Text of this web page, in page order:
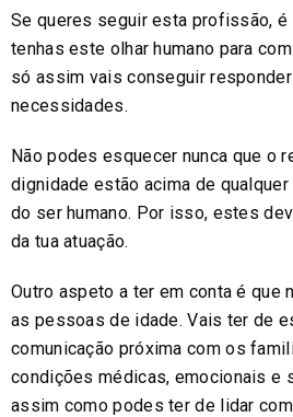
Se queres seguir esta profissão, é
tenhas este olhar humano para
só assim vais conseguir
necessidades.
Não podes esquecer nunca que o
dignidade estão acima de
do ser humano. Por isso, estes
da tua atuação.
Outro aspeto a ter em conta é que
as pessoas de idade. Vais ter de
comunicação próxima com os
condições médicas, emocionais e
assim como podes ter de lidar